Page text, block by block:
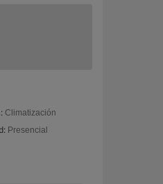
Climatización
Presencial